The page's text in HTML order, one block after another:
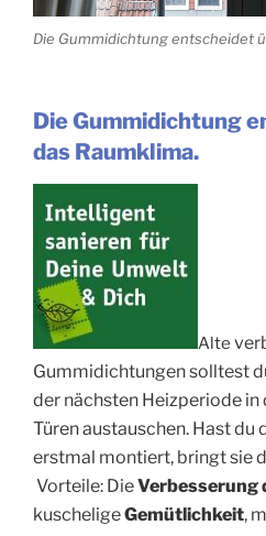
Die Gummidichtung entscheidet
Die Gummidichtung
das Raumklima.
Alte
Gummidichtungen solltest
der nächsten Heizperiode in
Türen austauschen. Hast du
erstmal montiert, bringt sie
Vorteile: DieVerbesserung
kuscheligeGemütlichkeit,